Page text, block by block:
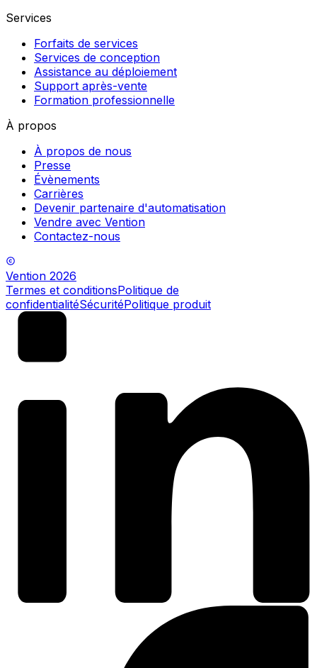
Services
Forfaits de services
Services de conception
Assistance au déploiement
Support après-vente
Formation professionnelle
À propos
À propos de nous
Presse
Évènements
Carrières
Devenir partenaire d'automatisation
Vendre avec Vention
Contactez-nous
Vention 2026
Termes et conditionsPolitique de
confidentialitéSécuritéPolitique produit